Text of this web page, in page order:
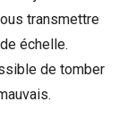
transmettre
échelle.
de tomber